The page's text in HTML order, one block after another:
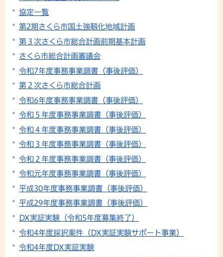
協定一覧
第2期さくら市国土強靱化地域計画
第３次さくら市総合計画前期基本計画
さくら市総合計画審議会
令和7年度事務事業調書（事後評価）
第２次さくら市総合計画
令和6年度事務事業調書（事後評価）
令和５年度事務事業調書（事後評価）
令和４年度事務事業調書（事後評価）
令和３年度事務事業調書（事後評価）
令和２年度事務事業調書（事後評価）
令和元年度事務事業調書（事後評価）
平成30年度事務事業調書（事後評価）
平成29年度事務事業調書（事後評価）
DX実証実験（令和5年度募集終了）
令和4年度採択案件（DX実証実験サポート事業）
令和4年度DX実証実験